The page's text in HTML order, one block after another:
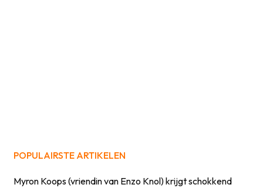
POPULAIRSTE ARTIKELEN
Myron Koops (vriendin van Enzo Knol) krijgt schokkend